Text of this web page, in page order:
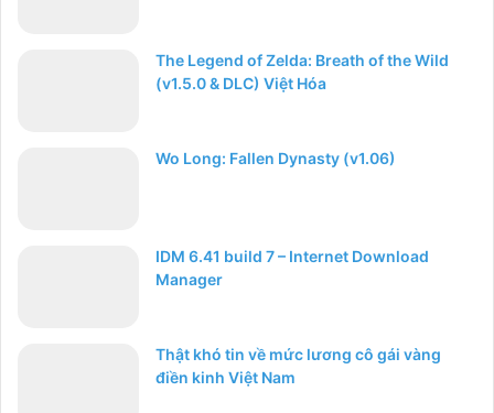
The Legend of Zelda: Breath of the Wild
(v1.5.0 & DLC) Việt Hóa
Wo Long: Fallen Dynasty (v1.06)
IDM 6.41 build 7 – Internet Download
Manager
Thật khó tin về mức lương cô gái vàng
điền kinh Việt Nam